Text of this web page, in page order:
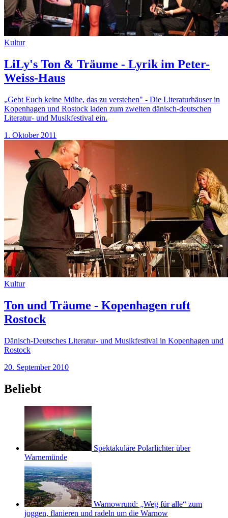
Kultur
LiLy's Ton & Träume - Lyrik im Peter-
Weiss-Haus
„Gebt Euch keine Mühe, das zu verstehen" - Die Literaturhäuser in
Kopenhagen und Rostock laden zum zweiten dänisch-deutschen
Literatur- und Musikfestival ein.
1. Oktober 2011
Kultur
Ton und Träume - Kopenhagen ruft
Rostock
Dänisch-Deutsches Literatur- und Musikfestival in Kopenhagen und
Rostock
20. September 2010
Beliebt
Spektakuläre Polarlichter über
Warnemünde
Warnowrund: „Weg für alle“ zum
joggen, flanieren und radeln um die Warnow